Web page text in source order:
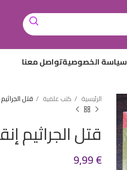
سياسة الخصوصيةتواصل معنا
الرئيسية كتب علمية قتل
قتل الجراثيم
9,99€